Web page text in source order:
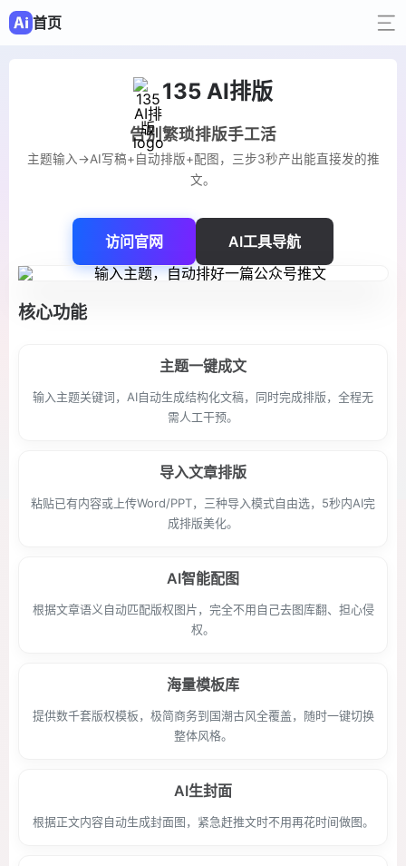
首页
135 AI排版
告别繁琐排版手工活
主题输入→AI写稿+自动排版+配图，三步3秒产出能直接发的推
文。
访问官网 AI工具导航
核心功能
主题一键成文
输入主题关键词，AI自动生成结构化文稿，同时完成排版，全程无
需人工干预。
导入文章排版
粘贴已有内容或上传Word/PPT，三种导入模式自由选，5秒内AI完
成排版美化。
AI智能配图
根据文章语义自动匹配版权图片，完全不用自己去图库翻、担心侵
权。
海量模板库
提供数千套版权模板，极简商务到国潮古风全覆盖，随时一键切换
整体风格。
AI生封面
根据正文内容自动生成封面图，紧急赶推文时不用再花时间做图。